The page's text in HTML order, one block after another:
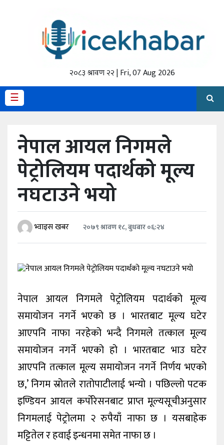
२०८३ श्रावण २२ | Fri, 07 Aug 2026
☰
मैथिली
प्रदेश
अर्थतंत्र
राजनीति
खेलकुद
नेपाल आयल निगमले
पेट्रोलियम पदार्थको मूल्य
नघटाउने भयो
भ्वाइस खबर २०७९ श्रावण १८, बुधबार ०६:२४
नेपाल आयल निगमले पेट्रोलियम पदार्थको मूल्य
समायोजन नगर्ने भएको छ । भारतबाट मूल्य घटेर
आएपनि नाफा नरहेको भन्दै निगमले तत्काल मूल्य
समायोजन नगर्ने भएको हो । भारतबाट भाउ घटेर
आएपनि तत्काल मूल्य समायोजन नगर्ने निर्णय भएको
छ,’ निगम स्रोतले रातोपाटीलाई भन्यो । पछिल्लो पटक
इण्डियन आयल कर्पोरेसनबाट प्राप्त मूल्यसूचीअनुसार
निगमलाई पेट्रोलमा २ रुपैयाँ नाफा छ । यसबाहेक
मट्टितेल र हवाई इन्धनमा समेत नाफा छ ।